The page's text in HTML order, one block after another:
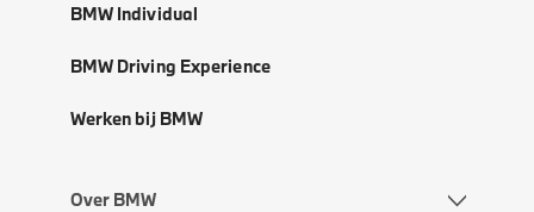
BMW Individual
BMW Driving Experience
Werken bij BMW
Over BMW